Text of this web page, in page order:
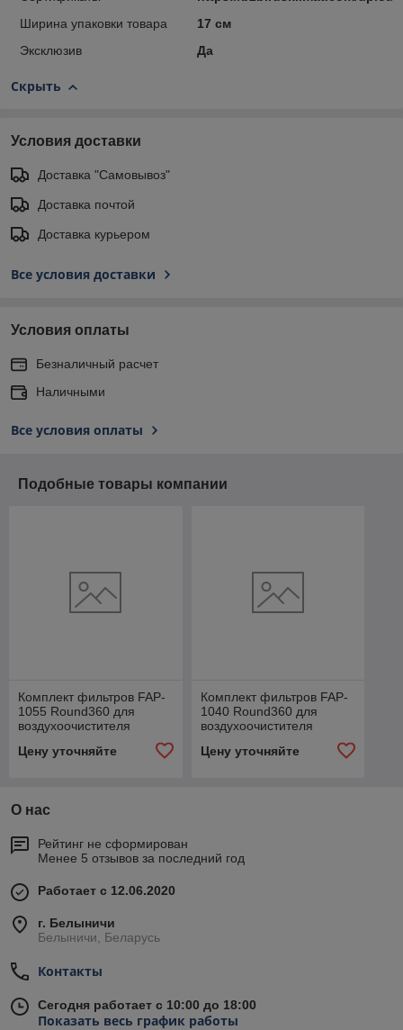
Ширина упаковки товара
17 см
Эксклюзив
Да
Скрыть
Условия доставки
Доставка "Самовывоз"
Доставка почтой
Доставка курьером
Все условия доставки
Условия оплаты
Безналичный расчет
Наличными
Все условия оплаты
Подобные товары компании
Комплект фильтров FAP-
1055 Round360 для
воздухоочистителя
YinYang
Цену уточняйте
Комплект фильтров FAP-
1040 Round360 для
воздухоочистителя
YinYang
Цену уточняйте
О нас
Рейтинг не сформирован
Менее 5 отзывов за последний год
Работает с 12.06.2020
г. Белыничи
Белыничи, Беларусь
Контакты
Сегодня работает с 10:00 до 18:00
Показать весь график работы